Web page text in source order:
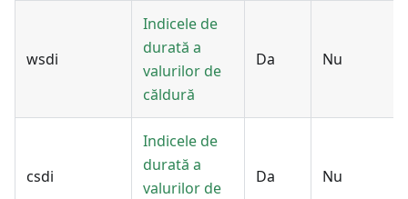
wsdi
Indicele de
durată a
valurilor de
căldură
Da Nu
csdi
Indicele de
durată a
valurilor de
Da Nu